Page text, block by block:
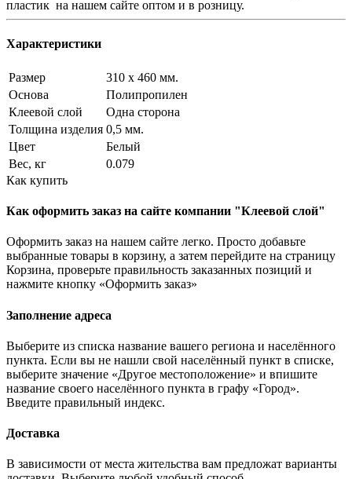
пластик на нашем сайте оптом и в розницу.
Характеристики
Размер
310 x 460 мм.
Основа
Полипропилен
Клеевой слой
Одна сторона
Толщина изделия 0,5 мм.
Цвет
Белый
Вес, кг
0.079
Как купить
Как оформить заказ на сайте компании "Клеевой слой"
Оформить заказ на нашем сайте легко. Просто добавьте
выбранные товары в корзину, а затем перейдите на страницу
Корзина, проверьте правильность заказанных позиций и
нажмите кнопку «Оформить заказ»
Заполнение адреса
Выберите из списка название вашего региона и населённого
пункта. Если вы не нашли свой населённый пункт в списке,
выберите значение «Другое местоположение» и впишите
название своего населённого пункта в графу «Город».
Введите правильный индекс.
Доставка
В зависимости от места жительства вам предложат варианты